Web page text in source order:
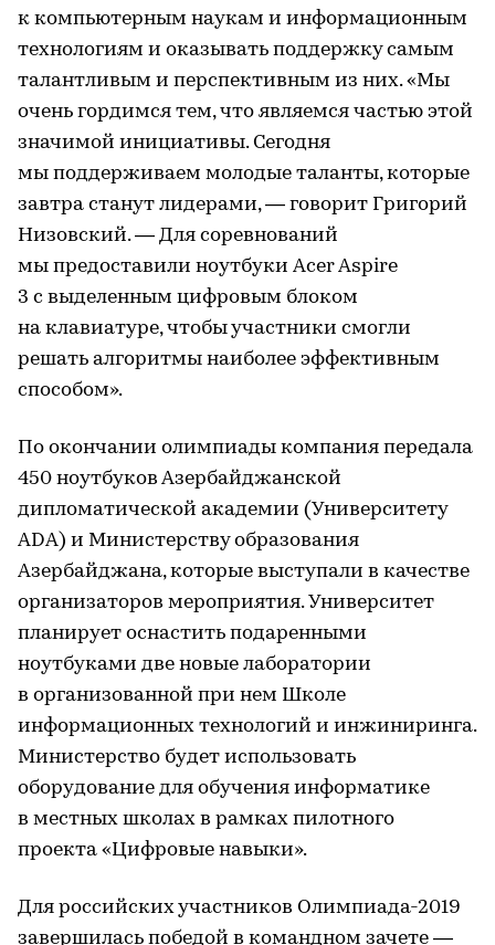
к компьютерным наукам и информационным
технологиям и оказывать поддержку самым
талантливым и перспективным из них. «Мы
очень гордимся тем, что являемся частью этой
значимой инициативы. Сегодня
мы поддерживаем молодые таланты, которые
завтра станут лидерами, — говорит Григорий
Низовский. — Для соревнований
мы предоставили ноутбуки Acer Aspire
3 с выделенным цифровым блоком
на клавиатуре, чтобы участники смогли
решать алгоритмы наиболее эффективным
способом».
По окончании олимпиады компания передала
450 ноутбуков Азербайджанской
дипломатической академии (Университету
ADA) и Министерству образования
Азербайджана, которые выступали в качестве
организаторов мероприятия. Университет
планирует оснастить подаренными
ноутбуками две новые лаборатории
в организованной при нем Школе
информационных технологий и инжиниринга.
Министерство будет использовать
оборудование для обучения информатике
в местных школах в рамках пилотного
проекта «Цифровые навыки».
Для российских участников Олимпиада-2019
завершилась победой в командном зачете —